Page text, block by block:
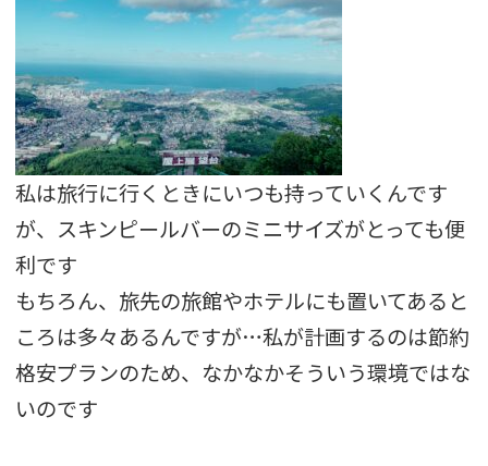
私は旅行に行くときにいつも持っていくんです
が、スキンピールバーのミニサイズがとっても便
利です
もちろん、旅先の旅館やホテルにも置いてあると
ころは多々あるんですが…私が計画するのは節約
格安プランのため、なかなかそういう環境ではな
いのです